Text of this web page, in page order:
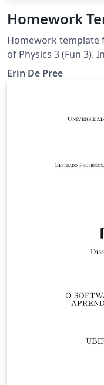
Homework
Homework template
of Physics 3 (Fun 3). Includes the Griffiths "script-r"
used in many
Erin De Pree